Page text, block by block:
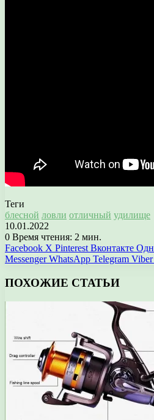
Теги
блесной ловли отличный удилище
10.01.2022
0 Время чтения: 2 мин.
Facebook X Pinterest Вконтакте
Messenger WhatsApp Telegram Viber
ПОХОЖИЕ СТАТЬИ